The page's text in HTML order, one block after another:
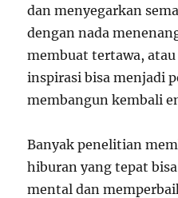
dan menyegarkan
dengan nada
membuat tertawa,
inspirasi bisa menjadi
membangun kembali
Banyak penelitian
hiburan yang tepat
mental dan